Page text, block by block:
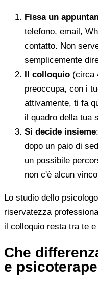
Fissa un
telefono, email,
contatto. Non
semplicemente
Il colloquio (circa
preoccupa, con i
attivamente, ti fa
il quadro della tua
Si decide insieme
dopo un paio di
un possibile
non c'è alcun
Lo studio dello
riservatezza
il colloquio resta tra te
Che
e